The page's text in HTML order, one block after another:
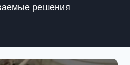
решения